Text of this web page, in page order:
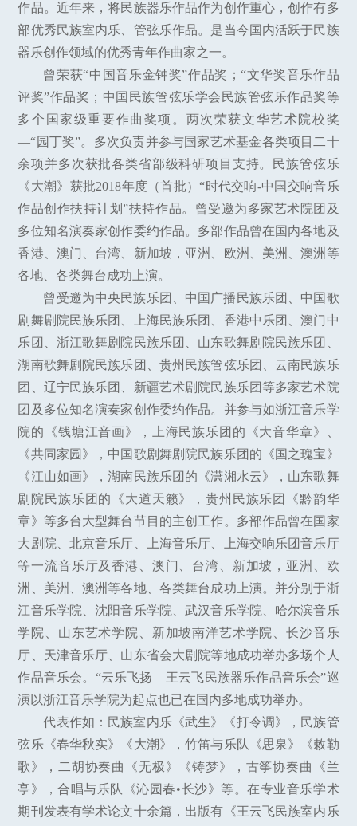
作品。近年来，将民族器乐作品作为创作重心，创作有多
部优秀民族室内乐、管弦乐作品。是当今国内活跃于民族
器乐创作领域的优秀青年作曲家之一。
曾荣获“中国音乐金钟奖”作品奖；“文华奖音乐作品
评奖”作品奖；中国民族管弦乐学会民族管弦乐作品奖等
多个国家级重要作曲奖项。两次荣获文华艺术院校奖
—“园丁奖”。多次负责并参与国家艺术基金各类项目二十
余项并多次获批各类省部级科研项目支持。民族管弦乐
《大潮》获批2018年度（首批）“时代交响-中国交响音乐
作品创作扶持计划”扶持作品。曾受邀为多家艺术院团及
多位知名演奏家创作委约作品。多部作品曾在国内各地及
香港、澳门、台湾、新加坡，亚洲、欧洲、美洲、澳洲等
各地、各类舞台成功上演。
曾受邀为中央民族乐团、中国广播民族乐团、中国歌
剧舞剧院民族乐团、上海民族乐团、香港中乐团、澳门中
乐团、浙江歌舞剧院民族乐团、山东歌舞剧院民族乐团、
湖南歌舞剧院民族乐团、贵州民族管弦乐团、云南民族乐
团、辽宁民族乐团、新疆艺术剧院民族乐团等多家艺术院
团及多位知名演奏家创作委约作品。并参与如浙江音乐学
院的《钱塘江音画》，上海民族乐团的《大音华章》、
《共同家园》，中国歌剧舞剧院民族乐团的《国之瑰宝》
《江山如画》，湖南民族乐团的《潇湘水云》，山东歌舞
剧院民族乐团的《大道天籁》，贵州民族乐团《黔韵华
章》等多台大型舞台节目的主创工作。多部作品曾在国家
大剧院、北京音乐厅、上海音乐厅、上海交响乐团音乐厅
等一流音乐厅及香港、澳门、台湾、新加坡，亚洲、欧
洲、美洲、澳洲等各地、各类舞台成功上演。并分别于浙
江音乐学院、沈阳音乐学院、武汉音乐学院、哈尔滨音乐
学院、山东艺术学院、新加坡南洋艺术学院、长沙音乐
厅、天津音乐厅、山东省会大剧院等地成功举办多场个人
作品音乐会。“云乐飞扬—王云飞民族器乐作品音乐会”巡
演以浙江音乐学院为起点也已在国内多地成功举办。
代表作如：民族室内乐《武生》《打令调》，民族管
弦乐《春华秋实》《大潮》，竹笛与乐队《思泉》《敕勒
歌》，二胡协奏曲《无极》《铸梦》，古筝协奏曲《兰
亭》，合唱与乐队《沁园春•长沙》等。在专业音乐学术
期刊发表有学术论文十余篇，出版有《王云飞民族室内乐